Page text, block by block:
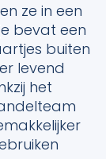
ze in een
bevat een
buiten
levend
het